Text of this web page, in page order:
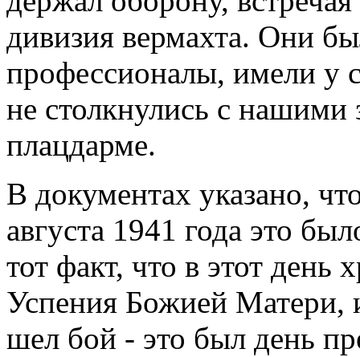
дивизия вермахта. Они
профессионалы, имели у
не столкнулись с
плацдарме.
В документах указано,
августа 1941 года это
тот факт, что в этот день
Успения Божией Матери,
шел бой - это был день